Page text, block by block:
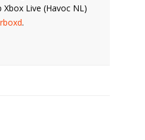
Live (Havoc NL)
.